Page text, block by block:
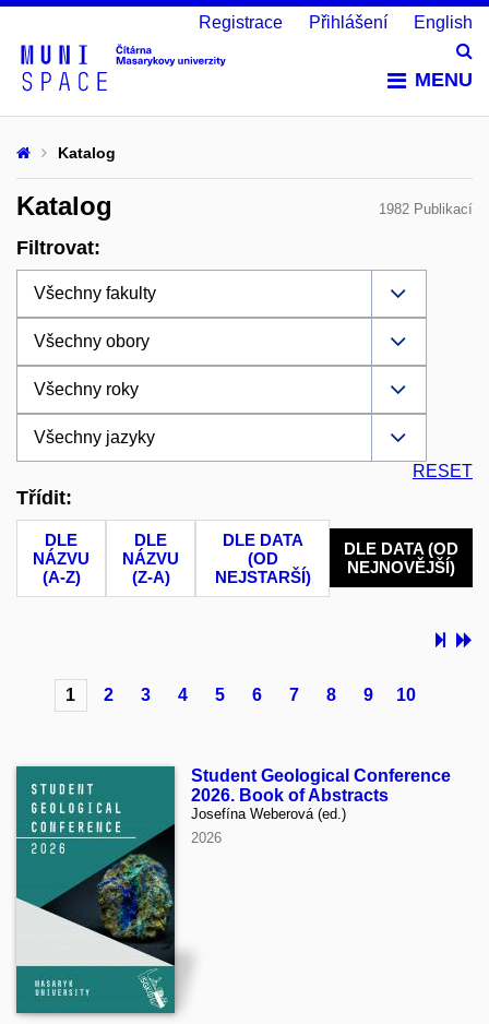
MENU
Registrace Přihlášení English
Katalog
1982 Publikací
Katalog
Filtrovat:
RESET
Třídit:
DLE
NÁZVU
(A-Z)
DLE
NÁZVU
(Z-A)
DLE DATA
(OD
NEJSTARŠÍ)
DLE DATA (OD
NEJNOVĚJŠÍ)
1 2 3 4 5 6 7 8 9 10
Student Geological Conference
2026. Book of Abstracts
Josefína Weberová (ed.)
2026